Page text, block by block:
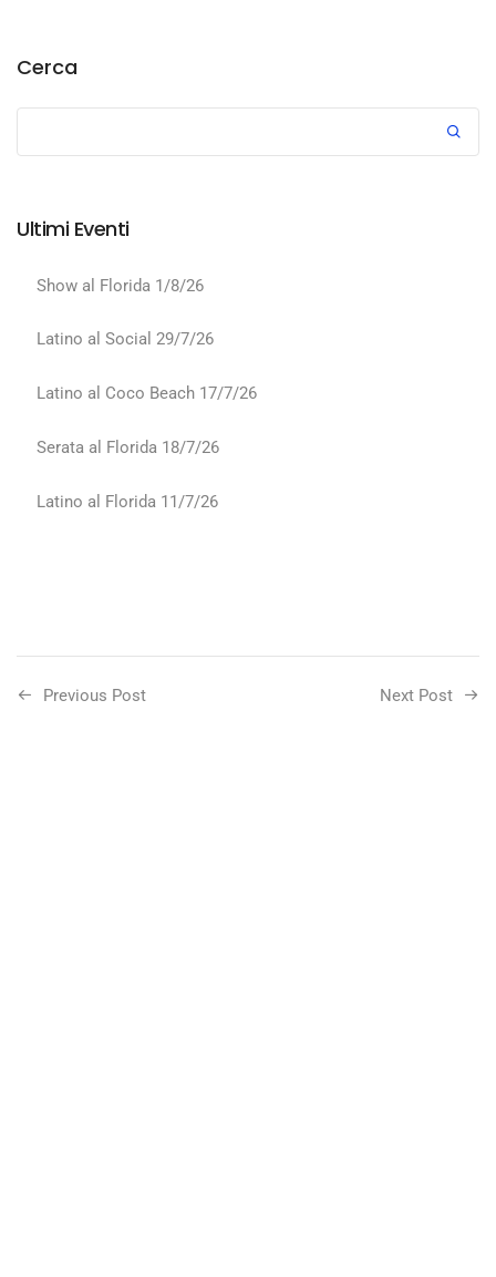
Cerca
Ultimi Eventi
Show al Florida 1/8/26
Latino al Social 29/7/26
Latino al Coco Beach 17/7/26
Serata al Florida 18/7/26
Latino al Florida 11/7/26
Previous Post Next Post